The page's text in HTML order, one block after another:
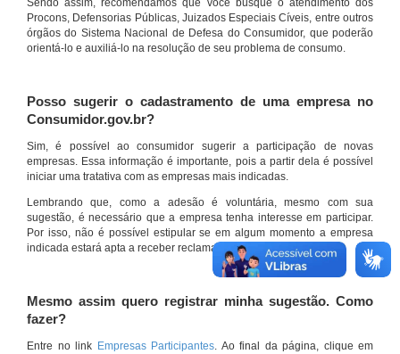
Sendo assim, recomendamos que você busque o atendimento dos
Procons, Defensorias Públicas, Juizados Especiais Cíveis, entre outros
órgãos do Sistema Nacional de Defesa do Consumidor, que poderão
orientá-lo e auxiliá-lo na resolução de seu problema de consumo.
Posso sugerir o cadastramento de uma empresa no
Consumidor.gov.br?
Sim, é possível ao consumidor sugerir a participação de novas
empresas. Essa informação é importante, pois a partir dela é possível
iniciar uma tratativa com as empresas mais indicadas.
Lembrando que, como a adesão é voluntária, mesmo com sua
sugestão, é necessário que a empresa tenha interesse em participar.
Por isso, não é possível estipular se em algum momento a empresa
indicada estará apta a receber reclamações por meio do site.
Mesmo assim quero registrar minha sugestão. Como
fazer?
Entre no link Empresas Participantes. Ao final da página, clique em